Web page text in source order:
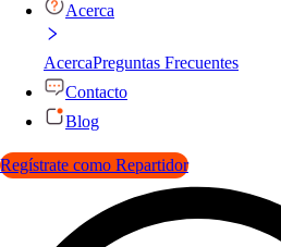
Acerca
AcercaPreguntas Frecuentes
Contacto
Blog
Regístrate como Repartidor